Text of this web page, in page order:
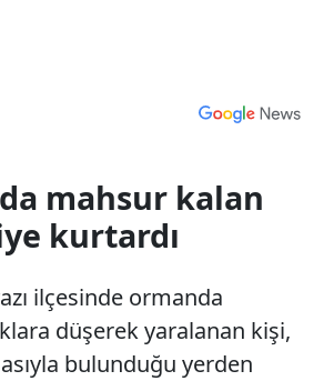
mahsur kalan
kurtardı
ilçesinde ormanda
düşerek yaralanan kişi,
bulunduğu yerden